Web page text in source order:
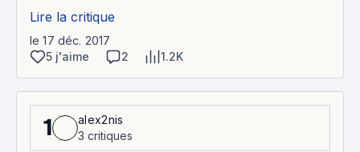
Lire la critique
le 17 déc. 2017
5 j'aime
2 1.2K
1
alex2nis
3 critiques